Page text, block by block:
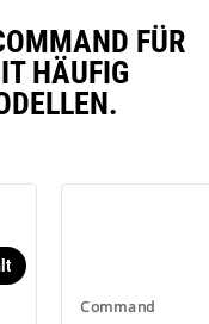
FÜR
HÄUFIG
Command